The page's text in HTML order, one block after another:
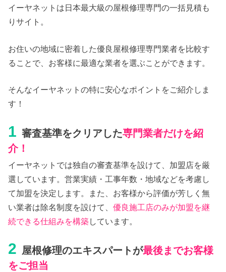
イーヤネットは日本最大級の屋根修理専門の一括見積も
りサイト。
お住いの地域に密着した優良屋根修理専門業者を比較す
ることで、お客様に最適な業者を選ぶことができます。
そんなイーヤネットの特に安心なポイントをご紹介しま
す！
1 審査基準をクリアした専門業者だけを紹
介！
イーヤネットでは独自の審査基準を設けて、加盟店を厳
選しています。営業実績・工事年数・地域などを考慮し
て加盟を決定します。また、お客様から評価が芳しく無
い業者は除名制度を設けて、優良施工店のみが加盟を継
続できる仕組みを構築しています。
2 屋根修理のエキスパートが最後までお客様
をご担当